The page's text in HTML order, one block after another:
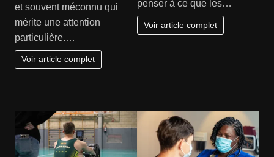
et souvent méconnu qui
mérite une attention
particulière.…
Voir article complet
penser à ce que les…
Voir article complet